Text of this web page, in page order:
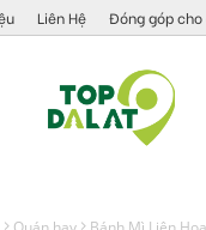
Liên Hệ Đóng góp cho